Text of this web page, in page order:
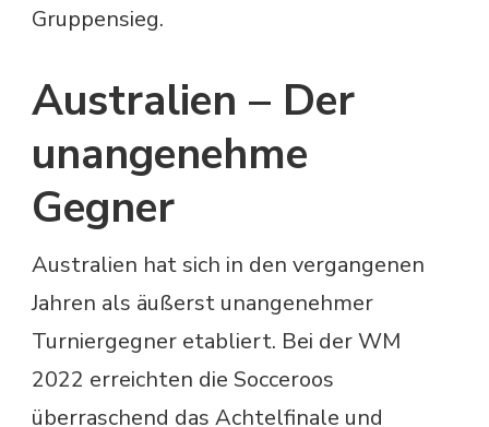
Gruppensieg.
Australien – Der
unangenehme
Gegner
Australien hat sich in den vergangenen
Jahren als äußerst unangenehmer
Turniergegner etabliert. Bei der WM
2022 erreichten die Socceroos
überraschend das Achtelfinale und